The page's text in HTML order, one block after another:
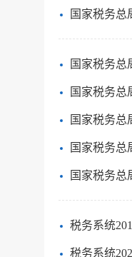
国家税务总
国家税务总
国家税务总
国家税务总
国家税务总
国家税务总
税务系统
税务系统